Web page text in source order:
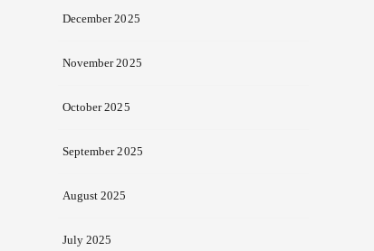
December 2025
November 2025
October 2025
September 2025
August 2025
July 2025